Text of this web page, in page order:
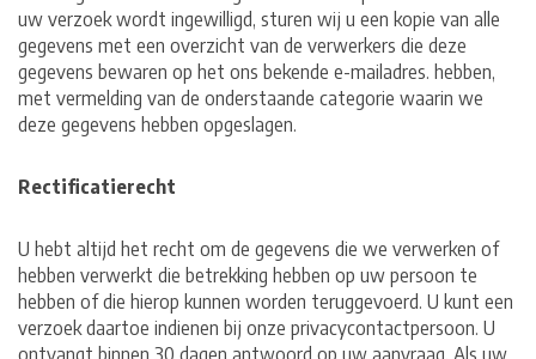
uw verzoek wordt ingewilligd, sturen wij u een kopie van alle
gegevens met een overzicht van de verwerkers die deze
gegevens bewaren op het ons bekende e-mailadres. hebben,
met vermelding van de onderstaande categorie waarin we
deze gegevens hebben opgeslagen.
Rectificatierecht
U hebt altijd het recht om de gegevens die we verwerken of
hebben verwerkt die betrekking hebben op uw persoon te
hebben of die hierop kunnen worden teruggevoerd. U kunt een
verzoek daartoe indienen bij onze privacycontactpersoon. U
ontvangt binnen 30 dagen antwoord op uw aanvraag. Als uw